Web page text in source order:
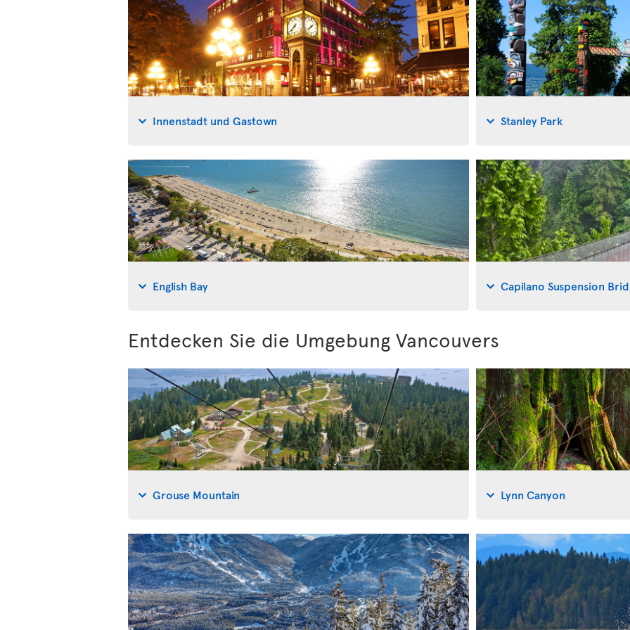
Innenstadt und Gastown Stanley Park
English Bay Capilano Suspension
Entdecken Sie die Umgebung Vancouvers
Grouse Mountain Lynn Canyon